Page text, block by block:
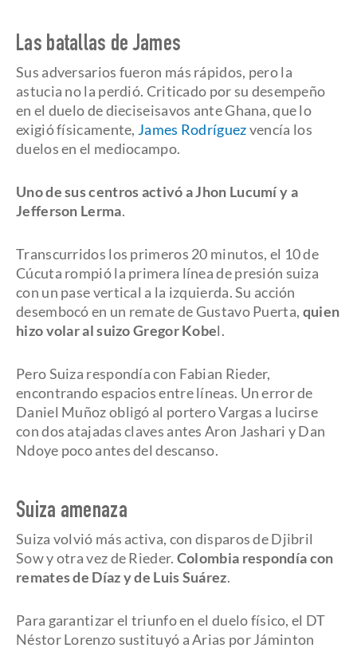
Las batallas de James
Sus adversarios fueron más rápidos, pero la
astucia no la perdió. Criticado por su desempeño
en el duelo de dieciseisavos ante Ghana, que lo
exigió físicamente, James Rodríguezvencía los
duelos en el mediocampo.
Uno de sus centros activó a Jhon Lucumí y a
Jefferson Lerma.
Transcurridos los primeros 20 minutos, el 10 de
Cúcuta rompió la primera línea de presión suiza
con un pase vertical a la izquierda. Su acción
desembocó en un remate de Gustavo Puerta, quien
hizo volar al suizo Gregor Kobel.
Pero Suiza respondía con Fabian Rieder,
encontrando espacios entre líneas. Un error de
Daniel Muñoz obligó al portero Vargas a lucirse
con dos atajadas claves antes Aron Jashari y Dan
Ndoye poco antes del descanso.
Suiza amenaza
Suiza volvió más activa, con disparos de Djibril
Sow y otra vez de Rieder. Colombia respondía con
remates de Díaz y de Luis Suárez.
Para garantizar el triunfo en el duelo físico, el DT
Néstor Lorenzo sustituyó a Arias por Jáminton